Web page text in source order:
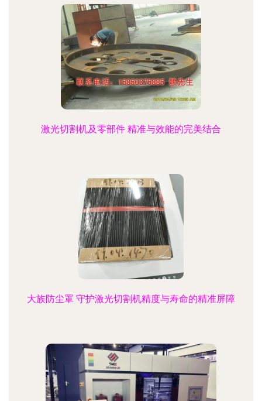
激光切割机及零部件 精准与效能的完美结合
大族防尘罩 守护激光切割机精度与寿命的精准屏障